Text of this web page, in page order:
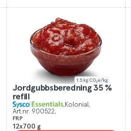
1.5 kg CO₂e/kg
Jordgubbsberedning 35 %
refill
Kolonial
Art.nr. 900522
FRP
12x700 g